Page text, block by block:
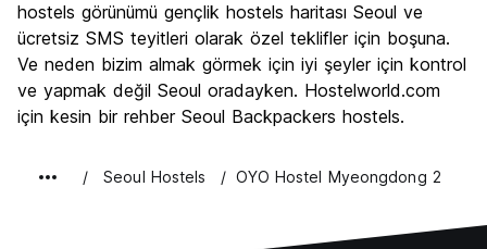
Gece hayatı
Ekonomik
8.5
hostels görünümü gençlik hostels haritası Seoul ve
ücretsiz SMS teyitleri olarak özel teklifler için boşuna.
Ve neden bizim almak görmek için iyi şeyler için kontrol
ve yapmak değil Seoul oradayken. Hostelworld.com
için kesin bir rehber Seoul Backpackers hostels.
Seoul Hostels OYO Hostel Myeongdong 2